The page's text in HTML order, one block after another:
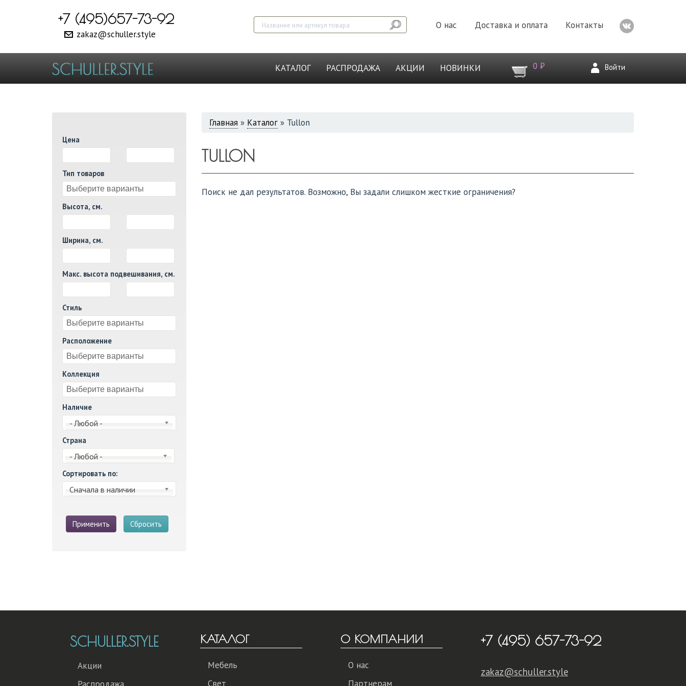
+7 (495)657-73-92
zakaz@schuller.style
О нас Доставка и оплата Контакты
КАТАЛОГ РАСПРОДАЖА АКЦИИ НОВИНКИ 0 ₽ Войти
Цена
Тип товаров
Высота, см.
Ширина, см.
Макс. высота подвешивания, см.
Стиль
Расположение
Коллекция
Наличие
- Любой -
Страна
- Любой -
Сортировать по:
Сначала в наличии
Применить Сбросить
ВЫ
ЗДЕСЬ
Главная » Каталог » Tullon
TULLON
Поиск не дал результатов. Возможно, Вы задали слишком жесткие ограничения?
SCHULLER.STYLE
Акции
КАТАЛОГ
Мебель
Свет
О КОМПАНИИ
О нас
Партнерам
+7 (495) 657-73-92
zakaz@schuller.style